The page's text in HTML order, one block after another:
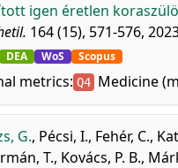
igen éretlen
164 (15), 571-576,
DEA WoS Scopus
metrics: Q4 Medicine
G., Pécsi, I., Fehér, C.,
T., Kovács, P. B.,